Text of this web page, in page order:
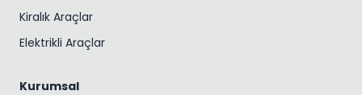
Kiralık Araçlar
Elektrikli Araçlar
Kurumsal